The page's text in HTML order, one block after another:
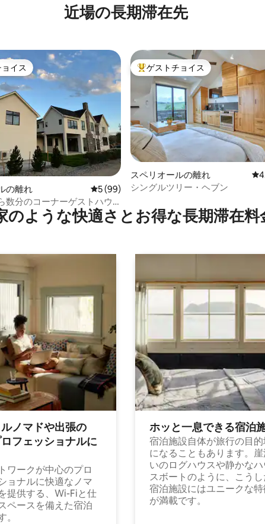
近場の長期滞在先
5つ星の平均評価
トチョイスです。
イス
の離れ レビュー99件、5つ星中5つ星の平均評価
5 (99)
数分のコーナーゲストハウ
大好評のゲストチョイスです。
ゲストチョイス
スペリオールの離れ レ
シングルツリー・ヘブン
のような快⁠適⁠さ⁠とお⁠得⁠な長⁠期⁠滞⁠在料⁠
ノマドや出⁠張⁠の
フ⁠ェ⁠ッ⁠シ⁠ョ⁠ナ⁠ル⁠に
ワークが中心のプロ
ョナルに快適なノマ
提供する、Wi-Fiと仕
ペースを備えた宿泊
。
ホッと一⁠息⁠で⁠き⁠る宿⁠泊
宿泊施設自体が旅行の目
になることもあります。
いのログハウスや静かなハ
スボートのように、こうし
宿泊施設にはユニークな特
が満載です。